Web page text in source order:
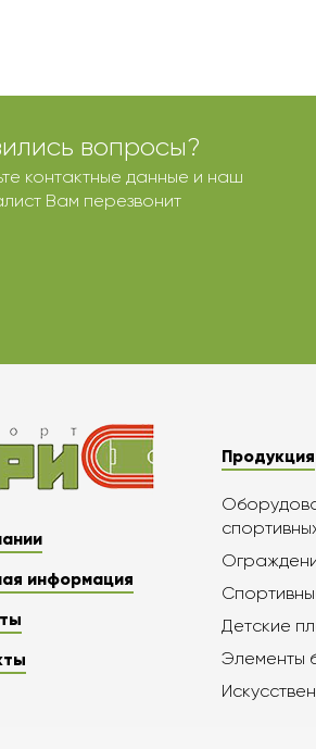
вопросы?
контактные данные и наш
Вам перезвонит
информация
Продукция
Детские
Элементы